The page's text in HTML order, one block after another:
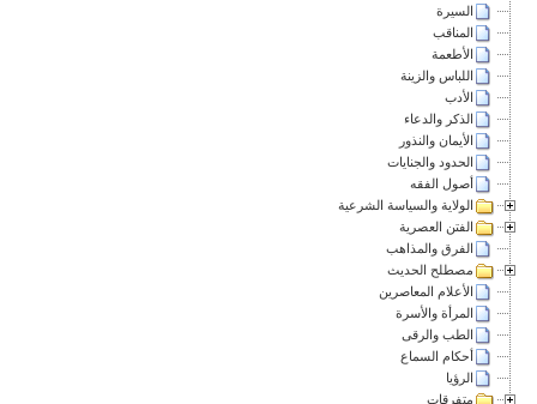
السيرة
المناقب
الأطعمة
اللباس والزينة
الأدب
الذكر والدعاء
الأيمان والنذور
الحدود والجنايات
أصول الفقه
الولاية والسياسة الشرعية
الفتن العصرية
الفرق والمذاهب
مصطلح الحديث
الأعلام المعاصرين
المرأة والأسرة
الطب والرقى
أحكام السماع
الرؤيا
متفرقات